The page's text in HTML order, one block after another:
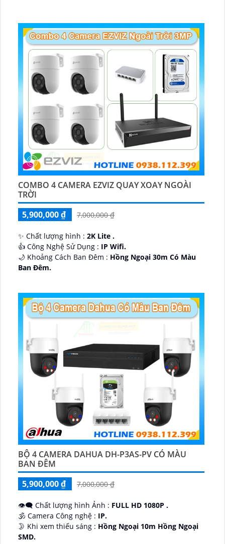
COMBO 4 CAMERA EZVIZ QUAY XOAY NGOÀI
TRỜI
5,900,000 ₫
7,000,000 ₫
✨ Chất lượng hình : 2K Lite .
👍 Công Nghệ Sử Dụng : IP Wifi.
🌙 Khoảng Cách Ban Đêm : Hồng Ngoại 30m Có Màu
Ban Ðêm.
BỘ 4 CAMERA DAHUA DH-P3AS-PV CÓ MÀU
BAN ĐÊM
5,900,000 ₫
7,000,000 ₫
👁️‍🗨 Chất lượng hình Ảnh : FULL HD 1080P .
🕉️ Camera Công nghệ : IP.
🌛 Khi xem thiếu sáng : Hồng Ngoại 10m Hồng Ngoại
SMD.